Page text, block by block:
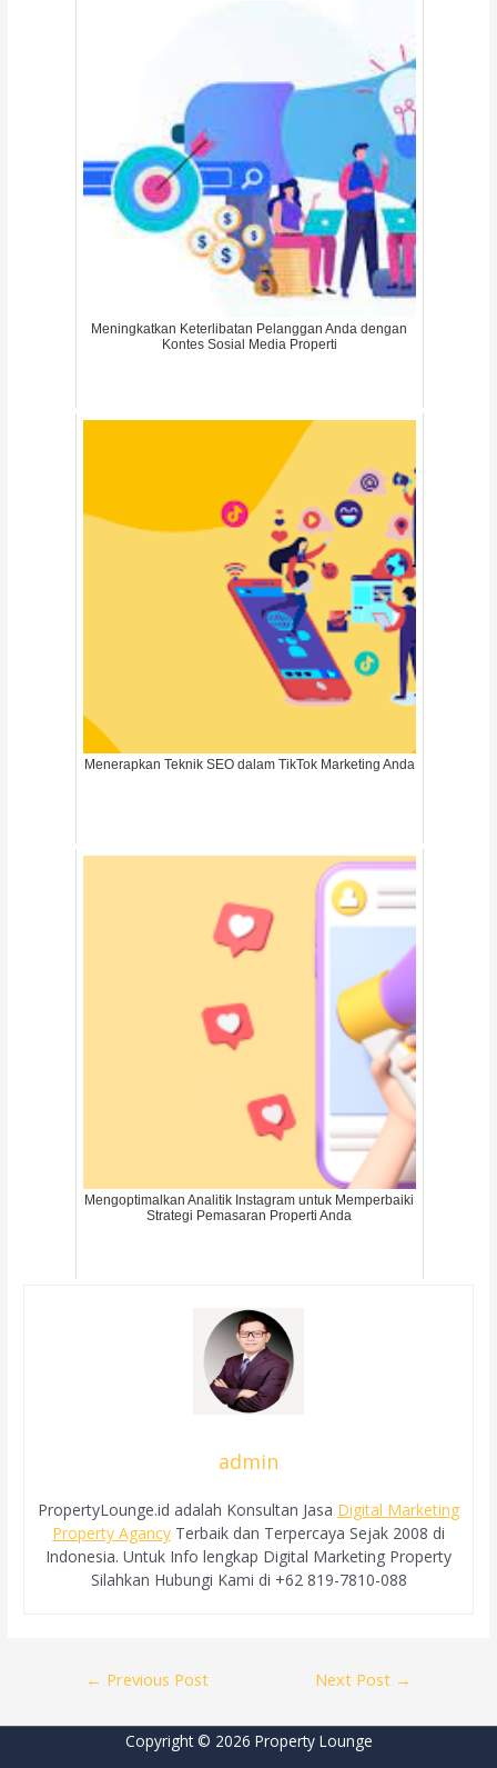
Meningkatkan Keterlibatan Pelanggan Anda dengan
Kontes Sosial Media Properti
Menerapkan Teknik SEO dalam TikTok Marketing Anda
Mengoptimalkan Analitik Instagram untuk Memperbaiki
Strategi Pemasaran Properti Anda
admin
PropertyLounge.id adalah Konsultan Jasa Digital Marketing
Property Agancy Terbaik dan Terpercaya Sejak 2008 di
Indonesia. Untuk Info lengkap Digital Marketing Property
Silahkan Hubungi Kami di +62 819-7810-088
← Previous Post Next Post →
Copyright © 2026 Property Lounge